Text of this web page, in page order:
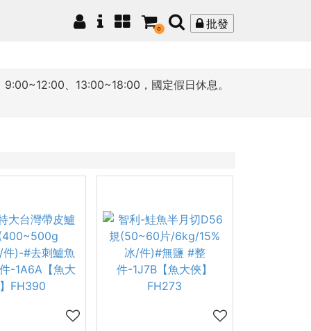
0 批發
、13:00~18:00，國定假日休息。